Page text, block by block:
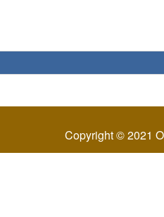
Copyright © 2021